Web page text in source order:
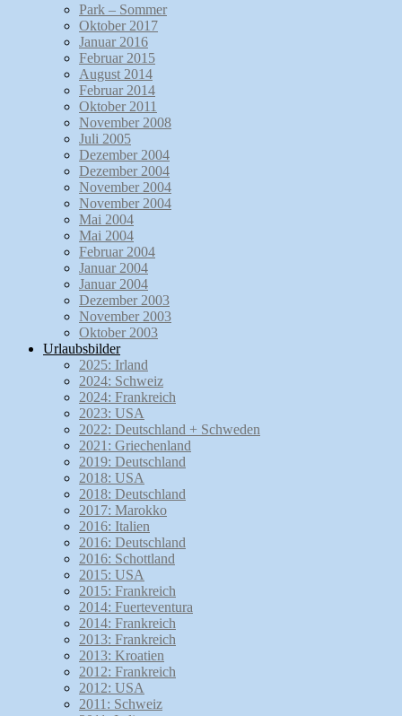
Park – Sommer
Oktober 2017
Januar 2016
Februar 2015
August 2014
Februar 2014
Oktober 2011
November 2008
Juli 2005
Dezember 2004
Dezember 2004
November 2004
November 2004
Mai 2004
Mai 2004
Februar 2004
Januar 2004
Januar 2004
Dezember 2003
November 2003
Oktober 2003
Urlaubsbilder
2025: Irland
2024: Schweiz
2024: Frankreich
2023: USA
2022: Deutschland + Schweden
2021: Griechenland
2019: Deutschland
2018: USA
2018: Deutschland
2017: Marokko
2016: Italien
2016: Deutschland
2016: Schottland
2015: USA
2015: Frankreich
2014: Fuerteventura
2014: Frankreich
2013: Frankreich
2013: Kroatien
2012: Frankreich
2012: USA
2011: Schweiz